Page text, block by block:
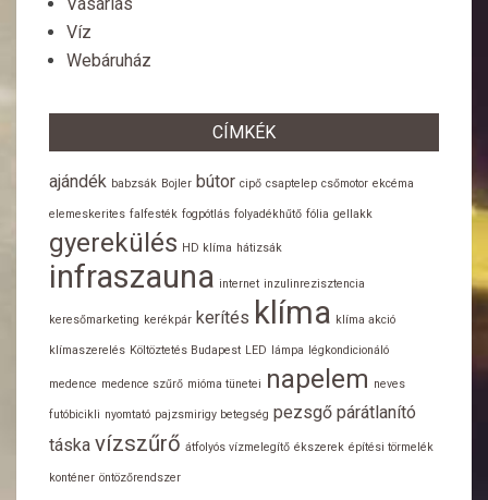
Víz
Webáruház
CÍMKÉK
ajándék babzsák Bojler bútor cipő csaptelep csőmotor ekcéma
elemeskerites falfesték fogpótlás folyadékhűtő fólia gellakk
gyerekülés HD klíma hátizsák
infraszauna internet inzulinrezisztencia
keresőmarketing kerékpár kerítés klíma klíma akció
klímaszerelés Költöztetés Budapest LED lámpa légkondicionáló
medence medence szűrő mióma tünetei napelem neves
futóbicikli nyomtató pajzsmirigy betegség pezsgő párátlanító
táska vízszűrő átfolyós vízmelegítő ékszerek építési törmelék
konténer öntözőrendszer